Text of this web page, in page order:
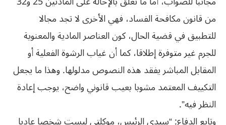
من قانون مكافحة الفساد، فهي الأخرى لا تجد مجالا
للتطبيق في قضية الحال، كون العناصر المادية والمعنوية
للجرم غير متوفرة إطلاقا، كما أن غياب الرشوة الفعلية أو
المقابل المباشر يفقد هذه النصوص مدلولها. وهذا ما يجعل
التكييف المعتمد مشوبا بعيب قانوني واضح، يوجب إعادة
النظر فيه”.